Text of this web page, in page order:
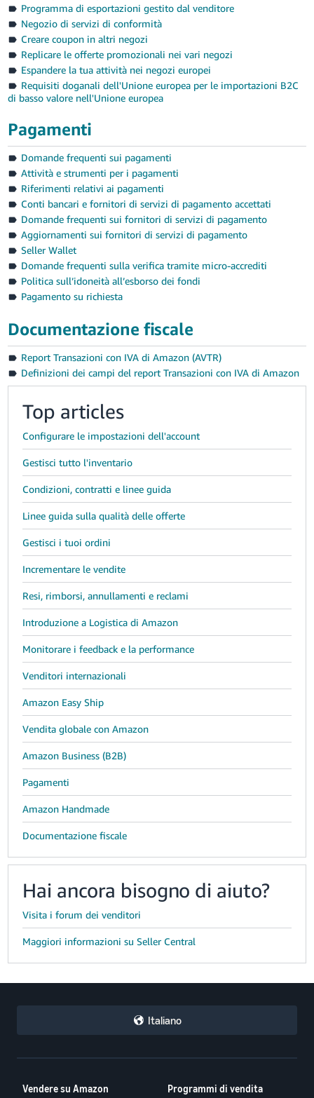
Programma di esportazioni gestito dal venditore
Negozio di servizi di conformità
Creare coupon in altri negozi
Replicare le offerte promozionali nei vari negozi
Espandere la tua attività nei negozi europei
Requisiti doganali dell'Unione europea per le importazioni B2C
di basso valore nell'Unione europea
Pagamenti
Domande frequenti sui pagamenti
Attività e strumenti per i pagamenti
Riferimenti relativi ai pagamenti
Conti bancari e fornitori di servizi di pagamento accettati
Domande frequenti sui fornitori di servizi di pagamento
Aggiornamenti sui fornitori di servizi di pagamento
Seller Wallet
Domande frequenti sulla verifica tramite micro-accrediti
Politica sull’idoneità all’esborso dei fondi
Pagamento su richiesta
Documentazione fiscale
Report Transazioni con IVA di Amazon (AVTR)
Definizioni dei campi del report Transazioni con IVA di Amazon
Top articles
Configurare le impostazioni dell'account
Gestisci tutto l'inventario
Condizioni, contratti e linee guida
Linee guida sulla qualità delle offerte
Gestisci i tuoi ordini
Incrementare le vendite
Resi, rimborsi, annullamenti e reclami
Introduzione a Logistica di Amazon
Monitorare i feedback e la performance
Venditori internazionali
Amazon Easy Ship
Vendita globale con Amazon
Amazon Business (B2B)
Pagamenti
Amazon Handmade
Documentazione fiscale
Hai ancora bisogno di aiuto?
Visita i forum dei venditori
Maggiori informazioni su Seller Central
Italiano
Vendere su Amazon Programmi di vendita